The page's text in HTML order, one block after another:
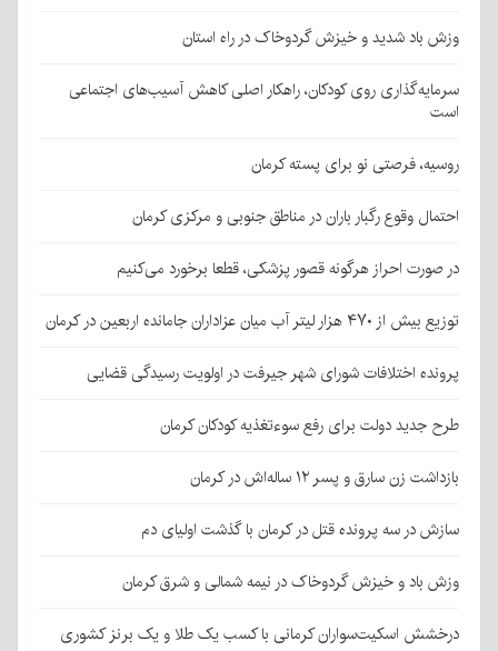
وزش باد شدید و خیزش گردوخاک در راه استان
سرمایه‌گذاری روی کودکان، راهکار اصلی کاهش آسیب‌های اجتماعی
است
روسیه، فرصتی نو برای پسته کرمان
احتمال وقوع رگبار باران در مناطق جنوبی و مرکزی کرمان
در صورت احراز هرگونه قصور پزشکی، قطعا برخورد می‌کنیم
توزیع بیش از ۴۷۰ هزار لیتر آب میان عزاداران جامانده اربعین در کرمان
پرونده اختلافات شورای شهر جیرفت در اولویت رسیدگی قضایی
طرح جدید دولت برای رفع سوءتغذیه کودکان کرمان
بازداشت زن سارق و پسر ۱۲ ساله‌اش در کرمان
سازش در سه پرونده قتل در کرمان با گذشت اولیای دم
وزش باد و خیزش گردوخاک در نیمه شمالی و شرق کرمان
درخشش اسکیت‌سواران کرمانی با کسب یک طلا و یک برنز کشوری